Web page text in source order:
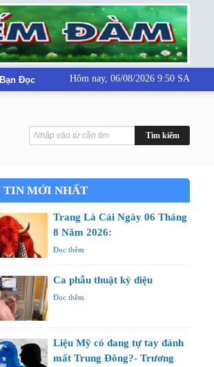
Đọc Hôm nay, 06/08/2026 9:50 SA
TIN MỚI NHẤT
Trang Lá Cải Ngày 06 Tháng
8 Năm 2026:
Đọc thêm
Ca phẫu thuật kỳ diệu
Đọc thêm
Liệu Mỹ có đang tự tay đánh
mất Trung Đông?- Trương